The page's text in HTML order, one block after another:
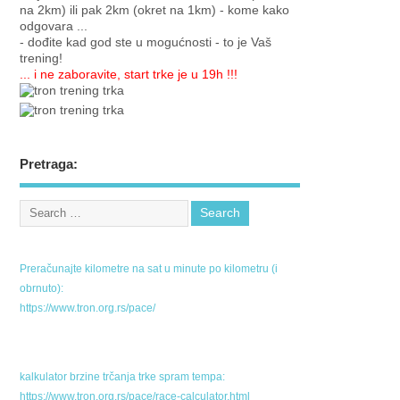
na 2km) ili pak 2km (okret na 1km) - kome kako
odgovara ...
- dođite kad god ste u mogućnosti - to je Vaš
trening!
... i ne zaboravite, start trke je u 19h !!!
Pretraga:
Preračunajte kilometre na sat u minute po kilometru (i
obrnuto):
https://www.tron.org.rs/pace/
kalkulator brzine trčanja trke spram tempa:
https://www.tron.org.rs/pace/race-calculator.html